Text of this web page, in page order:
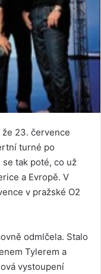
23. července
turné po
tak poté, co už
a Evropě. V
v pražské O2
odmlčela. Stalo
Tylerem a
vystoupení